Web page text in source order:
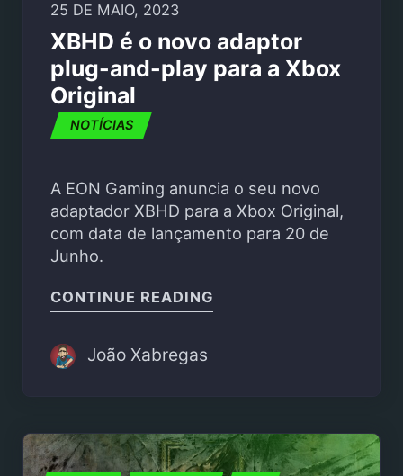
25 DE MAIO, 2023
XBHD é o novo adaptor
plug-and-play para a Xbox
Original
NOTÍCIAS
A EON Gaming anuncia o seu novo
adaptador XBHD para a Xbox Original,
com data de lançamento para 20 de
Junho.
CONTINUE READING
João Xabregas